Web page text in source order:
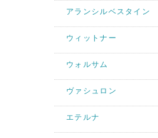
アランシルベスタイン
ウィットナー
ウォルサム
ヴァシュロン
エテルナ